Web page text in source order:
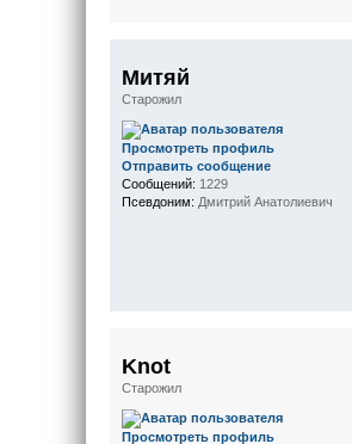
Митяй
Старожил
Просмотреть профиль
Отправить сообщение
Сообщений: 1229
Псевдоним: Дмитрий Анатолиевич
Knot
Старожил
Просмотреть профиль